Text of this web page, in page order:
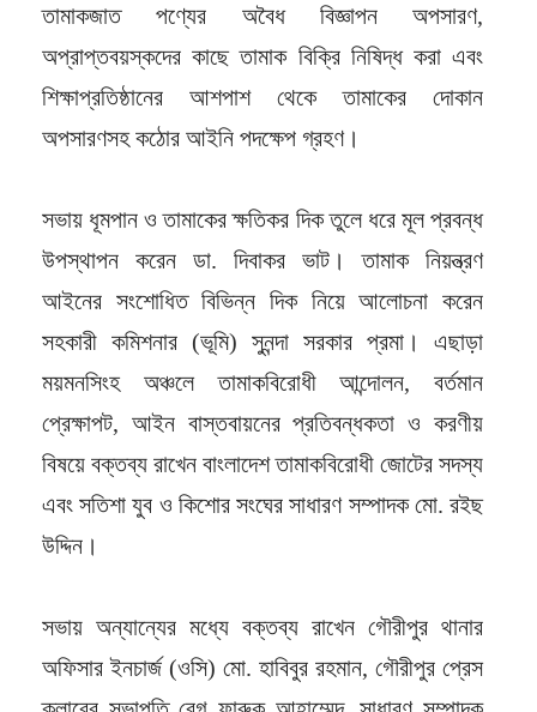
তামাকজাত পণ্যের অবৈধ বিজ্ঞাপন অপসারণ,
অপ্রাপ্তবয়স্কদের কাছে তামাক বিক্রি নিষিদ্ধ করা এবং
শিক্ষাপ্রতিষ্ঠানের আশপাশ থেকে তামাকের দোকান
অপসারণসহ কঠোর আইনি পদক্ষেপ গ্রহণ।
সভায় ধূমপান ও তামাকের ক্ষতিকর দিক তুলে ধরে মূল প্রবন্ধ
উপস্থাপন করেন ডা. দিবাকর ভাট। তামাক নিয়ন্ত্রণ
আইনের সংশোধিত বিভিন্ন দিক নিয়ে আলোচনা করেন
সহকারী কমিশনার (ভূমি) সুনন্দা সরকার প্রমা। এছাড়া
ময়মনসিংহ অঞ্চলে তামাকবিরোধী আন্দোলন, বর্তমান
প্রেক্ষাপট, আইন বাস্তবায়নের প্রতিবন্ধকতা ও করণীয়
বিষয়ে বক্তব্য রাখেন বাংলাদেশ তামাকবিরোধী জোটের সদস্য
এবং সতিশা যুব ও কিশোর সংঘের সাধারণ সম্পাদক মো. রইছ
উদ্দিন।
সভায় অন্যান্যের মধ্যে বক্তব্য রাখেন গৌরীপুর থানার
অফিসার ইনচার্জ (ওসি) মো. হাবিবুর রহমান, গৌরীপুর প্রেস